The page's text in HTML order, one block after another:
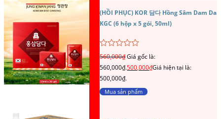
(HỒI PHỤC) KOR 담다 Hồng Sâm Dam Da
KGC (6 hộp x 5 gói, 50ml)
Được
xếp
hạng
0
sao
560,000₫Giá gốc là:
560,000₫.500,000₫Giá hiện tại là:
500,000₫.
Mua sản phẩm